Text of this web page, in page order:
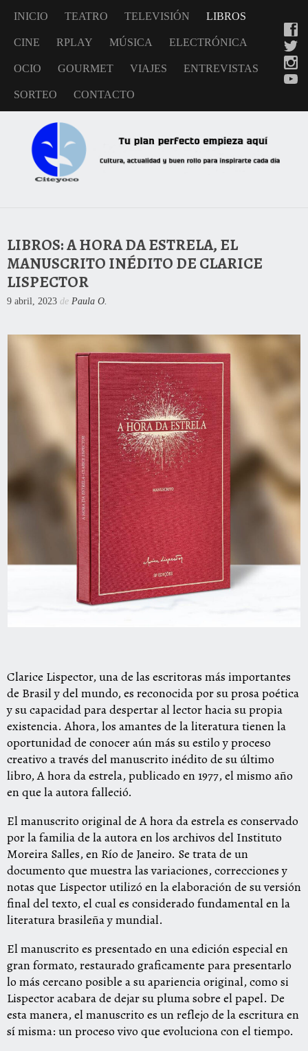
INICIO TEATRO TELEVISIÓN LIBROS
CINE RPLAY MÚSICA ELECTRÓNICA
OCIO GOURMET VIAJES ENTREVISTAS
SORTEO CONTACTO
LIBROS: A HORA DA ESTRELA, EL
MANUSCRITO INÉDITO DE CLARICE
LISPECTOR
9 abril, 2023 de Paula O.
Clarice Lispector, una de las escritoras más importantes
de Brasil y del mundo, es reconocida por su prosa poética
y su capacidad para despertar al lector hacia su propia
existencia. Ahora, los amantes de la literatura tienen la
oportunidad de conocer aún más su estilo y proceso
creativo a través del manuscrito inédito de su último
libro, A hora da estrela, publicado en 1977, el mismo año
en que la autora falleció.
El manuscrito original de A hora da estrela es conservado
por la familia de la autora en los archivos del Instituto
Moreira Salles, en Río de Janeiro. Se trata de un
documento que muestra las variaciones, correcciones y
notas que Lispector utilizó en la elaboración de su versión
final del texto, el cual es considerado fundamental en la
literatura brasileña y mundial.
El manuscrito es presentado en una edición especial en
gran formato, restaurado graficamente para presentarlo
lo más cercano posible a su apariencia original, como si
Lispector acabara de dejar su pluma sobre el papel. De
esta manera, el manuscrito es un reflejo de la escritura en
sí misma: un proceso vivo que evoluciona con el tiempo.